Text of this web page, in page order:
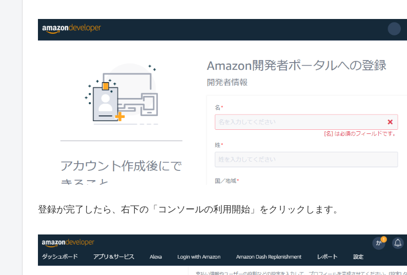
登録が完了したら、右下の「コンソールの利用開始」をクリックします。